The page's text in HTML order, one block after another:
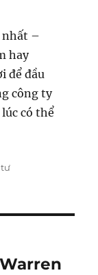
nhất –
hay
để đầu
công ty
có thể